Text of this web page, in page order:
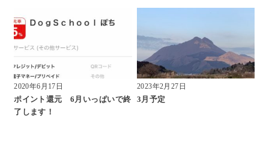
2020年6月17日
ポイント還元 6月いっぱいで終
了します！
2023年2月27日
3月予定